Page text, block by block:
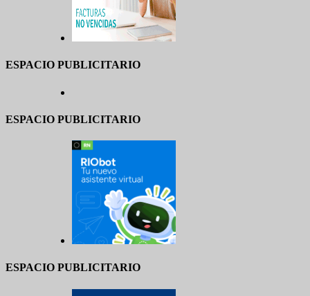
ESPACIO PUBLICITARIO
ESPACIO PUBLICITARIO
ESPACIO PUBLICITARIO